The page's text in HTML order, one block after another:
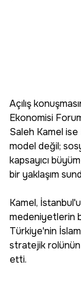
Açılış
Ekonomisi
Saleh Kamel
model değil;
kapsayıcı
bir yaklaşım
Kamel,
medeniyetlerin
Türkiye'nin
stratejik
etti.